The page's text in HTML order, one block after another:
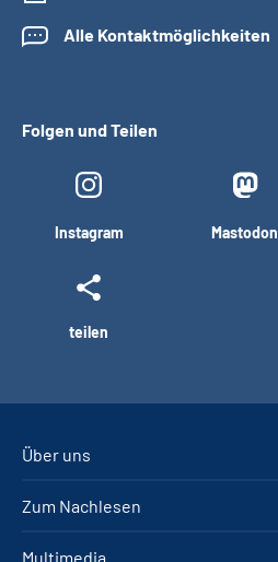
Alle Kontaktmöglichkeiten
Folgen und Teilen
Instagram Mastodon
teilen
Über uns
Zum Nachlesen
Multimedia